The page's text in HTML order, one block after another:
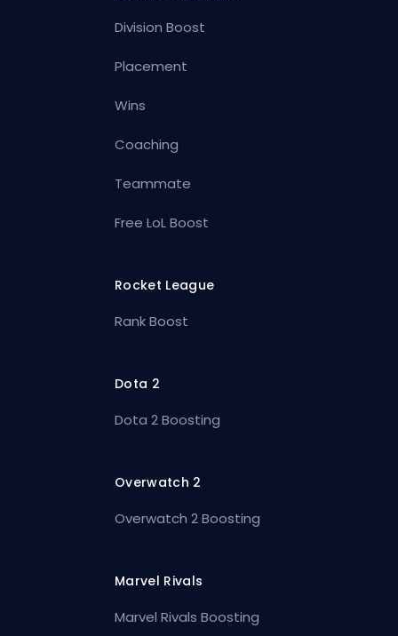
Division Boost
Placement
Wins
Coaching
Teammate
Free LoL Boost
Rocket League
Rank Boost
Dota 2
Dota 2 Boosting
Overwatch 2
Overwatch 2 Boosting
Marvel Rivals
Marvel Rivals Boosting